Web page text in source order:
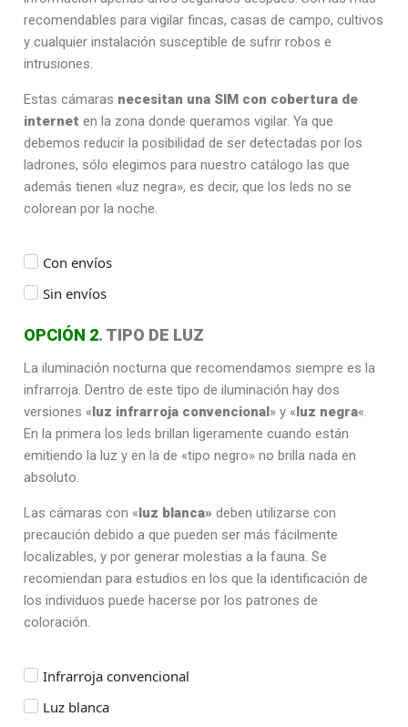
recomendables para vigilar fincas, casas de campo, cultivos
y cualquier instalación susceptible de sufrir robos e
intrusiones.
Estas cámaras necesitan una SIM con cobertura de
internet en la zona donde queramos vigilar. Ya que
debemos reducir la posibilidad de ser detectadas por los
ladrones, sólo elegimos para nuestro catálogo las que
además tienen «luz negra», es decir, que los leds no se
colorean por la noche.
Con envíos
Sin envíos
OPCIÓN 2. TIPO DE LUZ
La iluminación nocturna que recomendamos siempre es la
infrarroja. Dentro de este tipo de iluminación hay dos
versiones «luz infrarroja convencional» y «luz negra«.
En la primera los leds brillan ligeramente cuando están
emitiendo la luz y en la de «tipo negro» no brilla nada en
absoluto.
Las cámaras con «luz blanca» deben utilizarse con
precaución debido a que pueden ser más fácilmente
localizables, y por generar molestias a la fauna. Se
recomiendan para estudios en los que la identificación de
los individuos puede hacerse por los patrones de
coloración.
Infrarroja convencional
Luz blanca